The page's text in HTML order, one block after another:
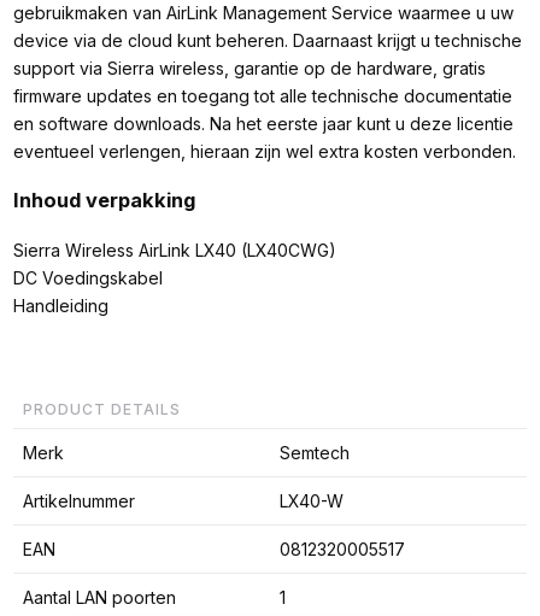
gebruikmaken van AirLink Management Service waarmee u uw
device via de cloud kunt beheren. Daarnaast krijgt u technische
support via Sierra wireless, garantie op de hardware, gratis
firmware updates en toegang tot alle technische documentatie
en software downloads. Na het eerste jaar kunt u deze licentie
eventueel verlengen, hieraan zijn wel extra kosten verbonden.
Inhoud verpakking
Sierra Wireless AirLink LX40 (LX40CWG)
DC Voedingskabel
Handleiding
PRODUCT DETAILS
Merk Semtech
Artikelnummer LX40-W
EAN 0812320005517
Aantal LAN poorten 1